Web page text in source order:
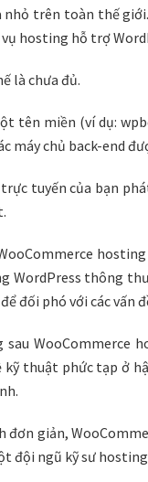
trên toàn thế
hosting hỗ trợ
là chưa đủ.
tên miền (ví dụ:
máy chủ back-end
tuyến của bạn
WordPress thông
đối phó với các vấn
sau
kỹ thuật phức tạp ở
đơn giản,
đội ngũ kỹ sư